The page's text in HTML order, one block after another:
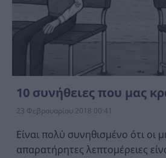
10 συνήθειες που μας
23 Φεβρουαρίου 2018 00:41
Είναι πολύ συνηθισμένο ότι οι
απαρατήρητες λεπτομέρειες